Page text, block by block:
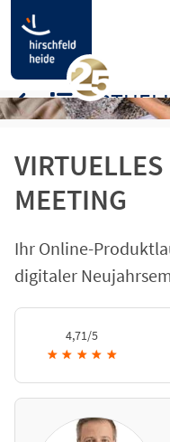
MEETING
Ihr Online-
digitaler
4,71/5
★ ★ ★ ★ ★